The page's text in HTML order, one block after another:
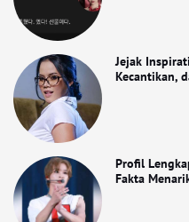
Jejak
Kecantikan,
Profil
Fakta